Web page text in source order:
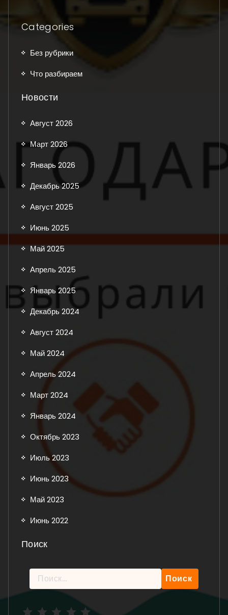
Categories
Без рубрики
Что разбираем
Новости
Август 2026
Март 2026
Январь 2026
Декабрь 2025
Август 2025
Июнь 2025
Май 2025
Апрель 2025
Январь 2025
Декабрь 2024
Август 2024
Май 2024
Апрель 2024
Март 2024
Январь 2024
Октябрь 2023
Июль 2023
Июнь 2023
Май 2023
Июнь 2022
Поиск
Найти: